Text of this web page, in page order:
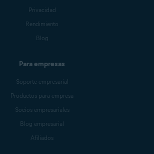
Privacidad
Rendimiento
Blog
Para empresas
Soporte empresarial
Productos para empresa
Socios empresariales
Blog empresarial
Afiliados